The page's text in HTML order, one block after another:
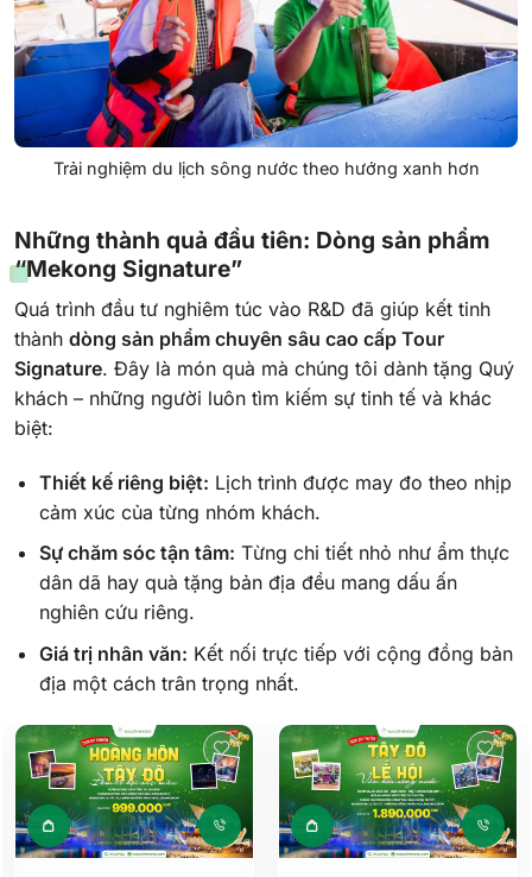
Trải nghiệm du lịch sông nước theo hướng xanh hơn
Những thành quả đầu tiên: Dòng sản phẩm
“Mekong Signature”
Quá trình đầu tư nghiêm túc vào R&D đã giúp kết tinh
thành dòng sản phẩm chuyên sâu cao cấp Tour
Signature. Đây là món quà mà chúng tôi dành tặng Quý
khách – những người luôn tìm kiếm sự tinh tế và khác
biệt:
Thiết kế riêng biệt: Lịch trình được may đo theo nhịp
cảm xúc của từng nhóm khách.
Sự chăm sóc tận tâm: Từng chi tiết nhỏ như ẩm thực
dân dã hay quà tặng bản địa đều mang dấu ấn
nghiên cứu riêng.
Giá trị nhân văn: Kết nối trực tiếp với cộng đồng bản
địa một cách trân trọng nhất.